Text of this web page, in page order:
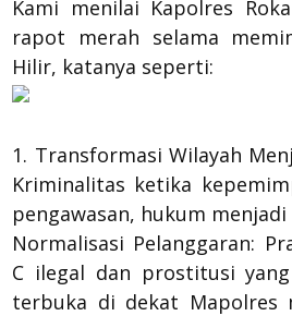
Kami menilai Kapolres
rapot merah selama
Hilir, katanya seperti:
1. Transformasi Wilayah
Kriminalitas ketika
pengawasan, hukum
Normalisasi Pelanggaran:
C ilegal dan prostitusi
terbuka di dekat Mapolres